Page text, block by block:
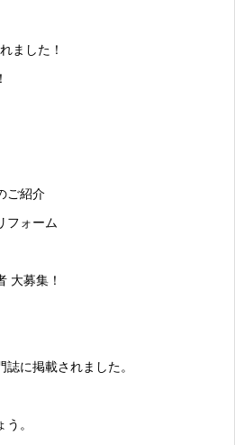
ました！
ご紹介
フォーム
大募集！
に掲載されました。
。